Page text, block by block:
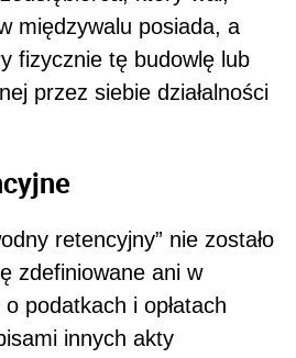
międzywalu posiada, a
fizycznie tę budowlę lub
przez siebie działalności
retencyjny” nie zostało
zdefiniowane ani w
podatkach i opłatach
innych akty